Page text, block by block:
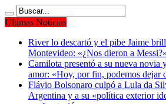
Ultimas Noticias
River lo descartó y el pibe Jaime
Montevideo: «¿Nos dieron a Messi?»
Camilota presentó a su nueva novia
amor: «Hoy, por fin, podemos dejar
Flávio Bolsonaro culpó a Lula da
Argentina y a su «política exterior